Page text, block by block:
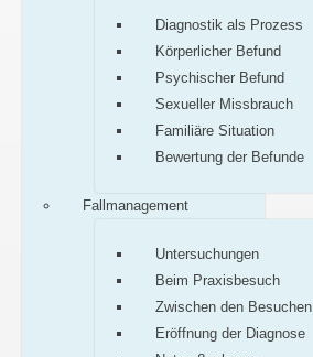
Diagnostik als Prozess
Körperlicher Befund
Psychischer Befund
Sexueller Missbrauch
Familiäre Situation
Bewertung der Befunde
Fallmanagement
Untersuchungen
Beim Praxisbesuch
Zwischen den Besuchen
Eröffnung der Diagnose